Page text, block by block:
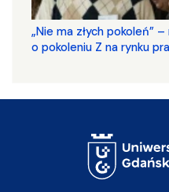
„Nie ma złych pokoleń”
o pokoleniu Z na rynku